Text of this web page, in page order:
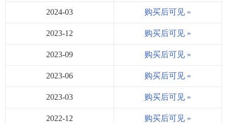
2024-03 购买后可见 »
2023-12 购买后可见 »
2023-09 购买后可见 »
2023-06 购买后可见 »
2023-03 购买后可见 »
2022-12 购买后可见 »